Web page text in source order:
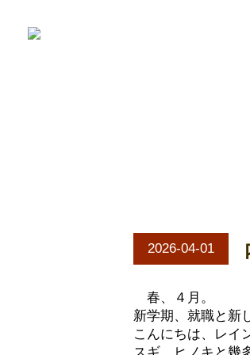
2026-04-01
春、４月。
新学期、就職と新
こんにちは、レイ